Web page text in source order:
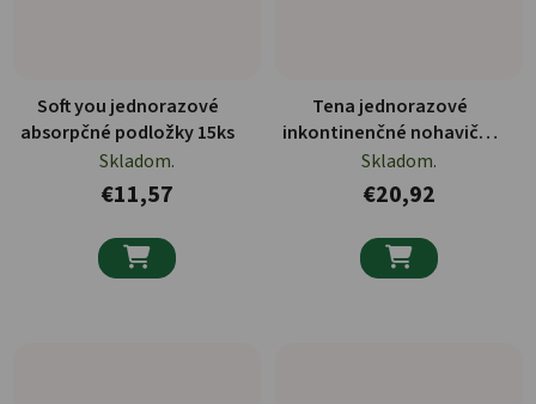
Soft you jednorazové
absorpčné podložky 15ks
Skladom.
€11,57

Tena jednorazové
inkontinenčné nohavičky
pre mužov 8ks
Skladom.
€20,92
